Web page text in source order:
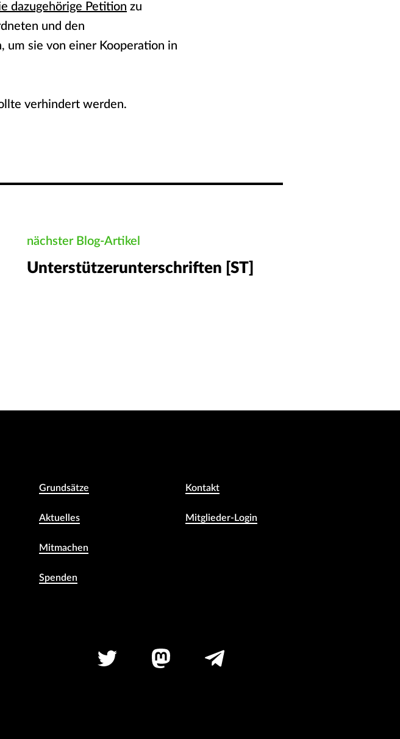
dazugehörige Petition zu
und den
um sie von einer Kooperation in
verhindert werden.
nächster Blog-Artikel
Unterstützerunterschriften [ST]
Grundsätze
Aktuelles
Mitmachen
Spenden
Kontakt
Mitglieder-Login